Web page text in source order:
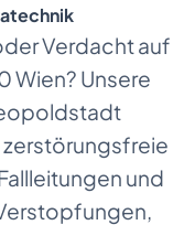
Verdacht auf
Wien? Unsere
und